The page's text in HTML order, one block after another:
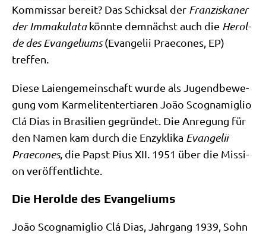
Kom­mis­sar bereit? Das Schick­sal der Fran­zis­ka­ner
der Imma­ku­la­takönn­te dem­nächst auch die Herol­
de des Evan­ge­li­ums(Evan­ge­lii Prae­co­nes, EP)
treffen.
Die­se Lai­en­ge­mein­schaft wur­de als Jugend­be­we­
gung vom Kar­me­li­tent­ertia­ren João Sco­g­na­miglio
Clá Dias in Bra­si­li­en gegrün­det. Die Anre­gung für
den Namen kam durch die Enzy­kli­ka Evan­ge­lii
Prae­co­nes, die Papst Pius XII. 1951 über die Mis­si­
on veröffentlichte.
Die Herolde des Evangeliums
João Sco­g­na­miglio Clá Dias, Jahr­gang 1939, Sohn